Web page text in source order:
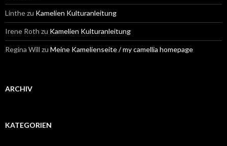
Linthezu Kamelien Kulturanleitung
Irene Roth zu Kamelien Kulturanleitung
Regina Will zu Meine Kamelienseite / my camellia homepage
ARCHIV
KATEGORIEN